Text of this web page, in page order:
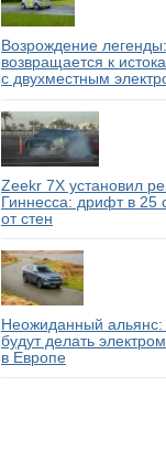
Возрождение
возвращается к
с двухместным
Zeekr 7X установил
Гиннесса: дрифт в 25
от стен
Неожиданный
будут делать
в Европе